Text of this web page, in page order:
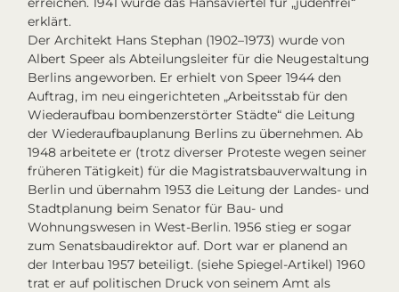
erklärt.
Der Architekt Hans Stephan (1902–1973) wurde von
Albert Speer als Abteilungsleiter für die Neugestaltung
Berlins angeworben. Er erhielt von Speer 1944 den
Auftrag, im neu eingerichteten „Arbeitsstab für den
Wiederaufbau bombenzerstörter Städte“ die Leitung
der Wiederaufbauplanung Berlins zu übernehmen. Ab
1948 arbeitete er (trotz diverser Proteste wegen seiner
früheren Tätigkeit) für die Magistratsbauverwaltung in
Berlin und übernahm 1953 die Leitung der Landes- und
Stadtplanung beim Senator für Bau- und
Wohnungswesen in West-Berlin. 1956 stieg er sogar
zum Senatsbaudirektor auf. Dort war er planend an
der Interbau 1957 beteiligt. (siehe Spiegel-Artikel) 1960
trat er auf politischen Druck von seinem Amt als